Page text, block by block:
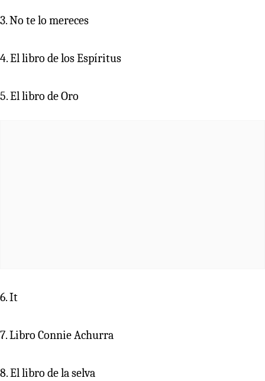
3. No te lo mereces
4. El libro de los Espíritus
5. El libro de Oro
6. It
7. Libro Connie Achurra
8. El libro de la selva